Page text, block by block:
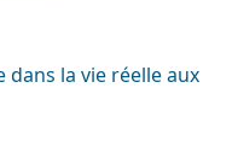
dans la vie réelle aux